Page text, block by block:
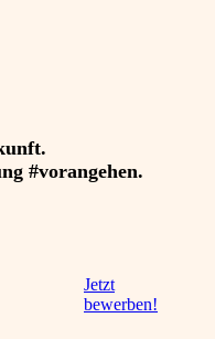
#vorangehen.
Jetzt
bewerben!